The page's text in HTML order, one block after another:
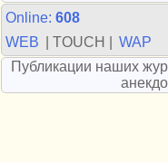
Online: 608
WEB
| TOUCH |
WAP
Публикации наших